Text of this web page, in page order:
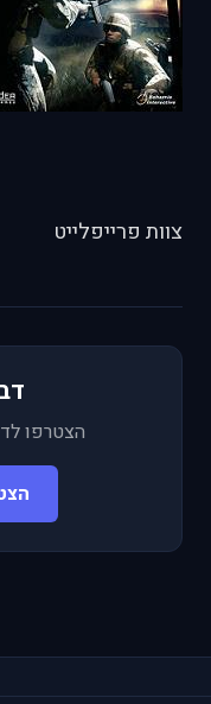
צוות פרייפלייט
הצטרפו